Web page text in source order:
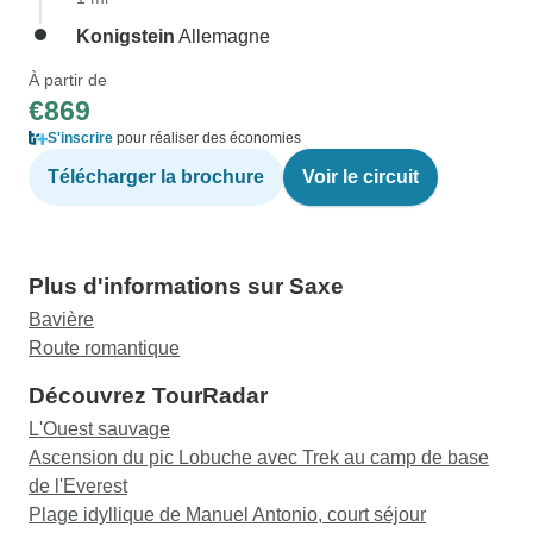
Konigstein Allemagne
À partir de
€869
S'inscrire pour réaliser des économies
Télécharger la brochure Voir le circuit
Plus d'informations sur Saxe
Bavière
Route romantique
Découvrez TourRadar
L'Ouest sauvage
Ascension du pic Lobuche avec Trek au camp de base
de l'Everest
Plage idyllique de Manuel Antonio, court séjour